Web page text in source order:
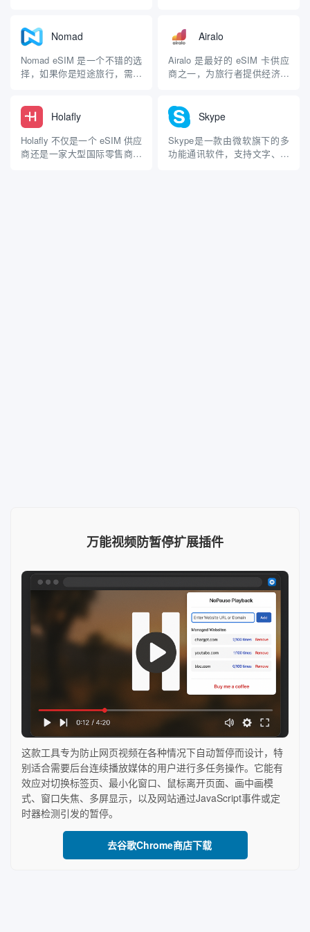
用 iOS 和 Android 系统的国际
旅行者提供经济实惠的移动数
据计划，覆盖 150 多个...
有一个创新功能叫 AloSIM 数
据计算器，它可以根据你每
天、每周和每月的上网情况，
帮助你估算出所需的数据流
Nomad
Nomad eSIM 是一个不错的选
择，如果你是短途旅行，需要
为地区计划和单个国家计划
（超过 170 个针对特定国家/
地区的计划），你还可以在选
定的个别国家（如英国）购买
Airalo
Airalo 是最好的 eSIM 卡供应
商之一，为旅行者提供经济可
处在于它与世界各地的当地电
信公司建立了良好的合作关
系，这使它成为今天的成本领
先者，但这也意味着 Aira...
Holafly
Holafly 不仅是一个 eSIM 供应
商还是一家大型国际零售商，
Skype
Skype是一款由微软旗下的多
功能通讯软件，支持文字、语
万能视频防暂停扩展插件
这款工具专为防止网页视频在各种情况下自动暂停而设计，特
别适合需要后台连续播放媒体的用户进行多任务操作。它能有
效应对切换标签页、最小化窗口、鼠标离开页面、画中画模
式、窗口失焦、多屏显示，以及网站通过JavaScript事件或定
时器检测引发的暂停。
去谷歌Chrome商店下载